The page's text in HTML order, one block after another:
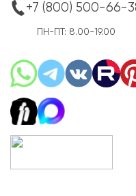
mail@nice-office.ru
+7(499)460-59-35
+7 (800) 500-66-
ПН-ПТ: 8.00-19.00